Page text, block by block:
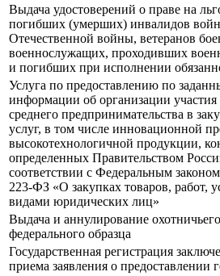
Выдача удостоверений о праве на
погибших (умерших) инвалидов
Отечественной войны, ветеранов
военнослужащих, проходивших
и погибших при исполнении
Услуга по предоставлению по
информации об организации участия
среднего предпринимательства в
услуг, в том числе инновационной
высокотехнологичной продукции,
определенных Правительством
соответствии с Федеральным
223-ФЗ «О закупках товаров, работ,
видами юридических лиц»
Выдача и аннулирование
федерального образца
Государственная регистрация
приема заявления о предоставлении